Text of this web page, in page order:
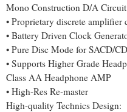
Mono Construction D/A
• Proprietary discrete amplifier
• Battery Driven Clock
• Pure Disc Mode for SACD/
• Supports Higher Grade
Class AA Headphone AMP
• High-Res Re-master
High-quality Technics Design: